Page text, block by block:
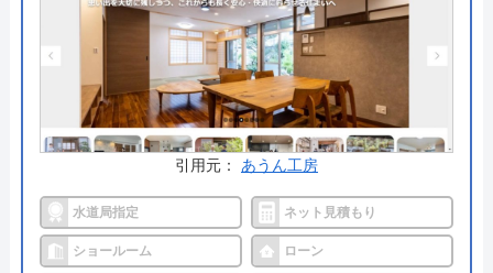
引用元： あうん工房
水道局指定 ネット見積もり
ショールーム ローン